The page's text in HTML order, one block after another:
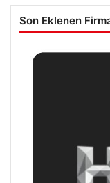
Son Eklenen